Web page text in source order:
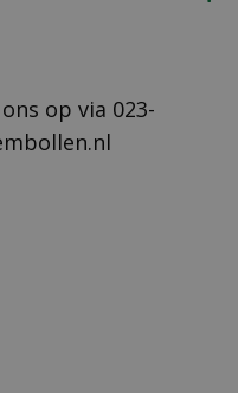
op via 023-